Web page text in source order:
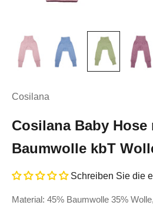
Cosilana
Cosilana Baby
Baumwolle kbT
Schreiben Sie die
Material: 45% Baumwolle 35%